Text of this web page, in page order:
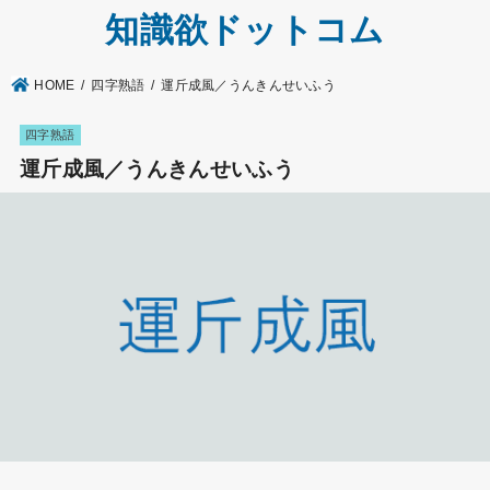
知識欲ドットコム
HOME 四字熟語 運斤成風／うんきんせいふう
四字熟語
運斤成風／うんきんせいふう